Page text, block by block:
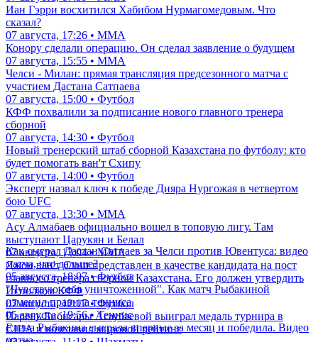
Иан Гэрри восхитился Хабибом Нурмагомедовым. Что
сказал?
07 августа, 17:26 • ММА
Конору сделали операцию. Он сделал заявление о будущем
07 августа, 15:55 • ММА
Челси - Милан: прямая трансляция предсезонного матча с
участием Дастана Сатпаева
07 августа, 15:00 • Футбол
КФФ похвалили за подписание нового главного тренера
сборной
07 августа, 14:30 • Футбол
Новый тренерский штаб сборной Казахстана по футболу: кто
будет помогать ван'т Схипу
07 августа, 14:00 • Футбол
Эксперт назвал ключ к победе Дияра Нургожая в четвертом
бою UFC
07 августа, 13:30 • ММА
Асу Алмабаев официально вошел в топовую лигу. Там
выступают Царукян и Белал
07 августа, 13:04 • ММА
Джон ван'т Схип представлен в качестве кандидата на пост
главного тренера сборной Казахстана. Его должен утвердить
Исполком КФФ
07 августа, 12:17 • Футбол
Парень Бибисары Асаубаевой выиграл медаль турнира в
США и возглавил мировой рейтинг
Как сыграл Дастан Сатпаев за Челси против Ювентуса: видео
матча, что дальше?
05 августа, 18:07 • Футбол
"Чувствую себя уничтоженной". Как матч Рыбакиной
изменил правила тенниса
05 августа, 19:56 • Теннис
Елена Рыбакина сыграла впервые за месяц и победила. Видео